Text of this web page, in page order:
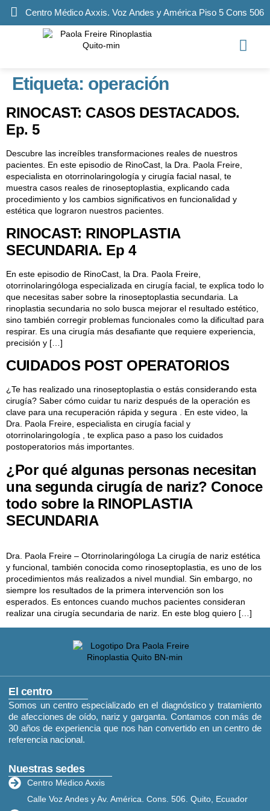
Centro Médico Axxis. Voz Andes y América Piso 5 Cons 506
Etiqueta: operación
RINOCAST: CASOS DESTACADOS.
Ep. 5
Descubre las increíbles transformaciones reales de nuestros
pacientes. En este episodio de RinoCast, la Dra. Paola Freire,
especialista en otorrinolaringología y cirugía facial nasal, te
muestra casos reales de rinoseptoplastia, explicando cada
procedimiento y los cambios significativos en funcionalidad y
estética que lograron nuestros pacientes.
RINOCAST: RINOPLASTIA
SECUNDARIA. Ep 4
En este episodio de RinoCast, la Dra. Paola Freire,
otorrinolaringóloga especializada en cirugía facial, te explica todo lo
que necesitas saber sobre la rinoseptoplastia secundaria. La
rinoplastia secundaria no solo busca mejorar el resultado estético,
sino también corregir problemas funcionales como la dificultad para
respirar. Es una cirugía más desafiante que requiere experiencia,
precisión y […]
CUIDADOS POST OPERATORIOS
¿Te has realizado una rinoseptoplastia o estás considerando esta
cirugía? Saber cómo cuidar tu nariz después de la operación es
clave para una recuperación rápida y segura . En este video, la
Dra. Paola Freire, especialista en cirugía facial y
otorrinolaringología , te explica paso a paso los cuidados
postoperatorios más importantes.
¿Por qué algunas personas necesitan
una segunda cirugía de nariz? Conoce
todo sobre la RINOPLASTIA
SECUNDARIA
Dra. Paola Freire – Otorrinolaringóloga La cirugía de nariz estética
y funcional, también conocida como rinoseptoplastia, es uno de los
procedimientos más realizados a nivel mundial. Sin embargo, no
siempre los resultados de la primera intervención son los
esperados. Es entonces cuando muchos pacientes consideran
realizar una cirugía secundaria de nariz. En este blog quiero […]
El centro
Somos un centro especializado en el diagnóstico y tratamiento
de afecciones de oído, nariz y garganta. Contamos con más de
30 años de experiencia que nos han convertido en un centro de
referencia nacional.
Nuestras sedes
Centro Médico Axxis
Calle Voz Andes y Av. América. Cons. 506. Quito, Ecuador